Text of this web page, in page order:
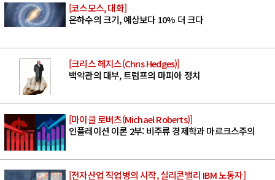
[코스모스, 대화]
은하수의 크기, 예상보다 10% 더 크다
[크리스 헤지스(Chris Hedges)]
백악관의 대부, 트럼프의 마피아 정치
[마이클 로버츠(Michael Roberts)]
인플레이션 이론 2부: 비주류 경제학과 마르크스주의
[전자산업 직업병의 시작, 실리콘밸리 IBM 노동자]